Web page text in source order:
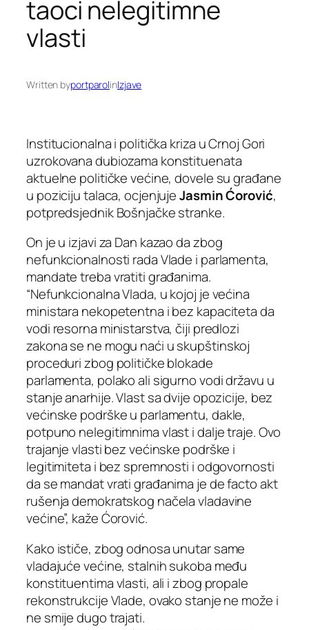
taoci nelegitimne
vlasti
Written byportparolinIzjave
Institucionalna i politička kriza u Crnoj Gori
uzrokovana dubiozama konstituenata
aktuelne političke većine, dovele su građane
u poziciju talaca, ocjenjujeJasmin Ćorović,
potpredsjednik Bošnjačke stranke.
On je u izjavi za Dan kazao da zbog
nefunkcionalnosti rada Vlade i parlamenta,
mandate treba vratiti građanima.
“Nefunkcionalna Vlada, u kojoj je većina
ministara nekopetentna i bez kapaciteta da
vodi resorna ministarstva, čiji predlozi
zakona se ne mogu naći u skupštinskoj
proceduri zbog političke blokade
parlamenta, polako ali sigurno vodi državu u
stanje anarhije. Vlast sa dvije opozicije, bez
većinske podrške u parlamentu, dakle,
potpuno nelegitimnima vlast i dalje traje. Ovo
trajanje vlasti bez većinske podrške i
legitimiteta i bez spremnosti i odgovornosti
da se mandat vrati građanima je de facto akt
rušenja demokratskog načela vladavine
većine”, kaže Ćorović.
Kako ističe, zbog odnosa unutar same
vladajuće većine, stalnih sukoba među
konstituentima vlasti, ali i zbog propale
rekonstrukcije Vlade, ovako stanje ne može i
ne smije dugo trajati.